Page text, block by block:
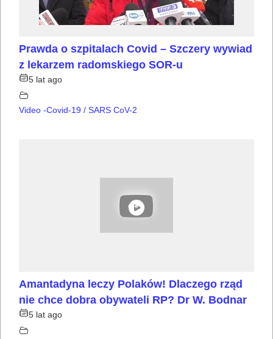
Prawda o szpitalach Covid – Szczery wywiad
z lekarzem radomskiego SOR-u
5 lat ago
Video -Covid-19 / SARS CoV-2
Amantadyna leczy Polaków! Dlaczego rząd
nie chce dobra obywateli RP? Dr W. Bodnar
5 lat ago